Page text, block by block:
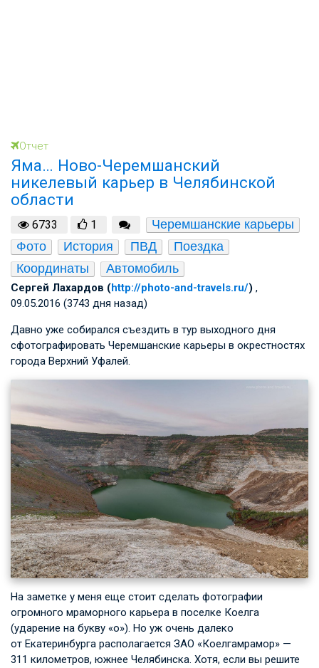
Отчет
Яма… Ново-Черемшанский
никелевый карьер в Челябинской
области
6733 1
Черемшанские карьеры
Фото
История ПВД
Поездка
Координаты
Автомобиль
Сергей Лахардов (http://photo-and-travels.ru/) ,
09.05.2016 (3743 дня назад)
Давно уже собирался съездить в тур выходного дня
сфотографировать Черемшанские карьеры в окрестностях
города Верхний Уфалей.
На заметке у меня еще стоит сделать фотографии
огромного мраморного карьера в поселке Коелга
(ударение на букву «о»). Но уж очень далеко
от Екатеринбурга располагается ЗАО «Коелгамрамор» —
311 километров, южнее Челябинска. Хотя, если вы решите